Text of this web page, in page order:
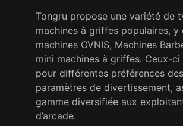
Tongru propose une variété de
machines à griffes populaires, y
machines OVNIS, Machines
mini machines à griffes. Ceux-
pour différentes préférences
paramètres de divertissement,
gamme diversifiée aux
d’arcade.